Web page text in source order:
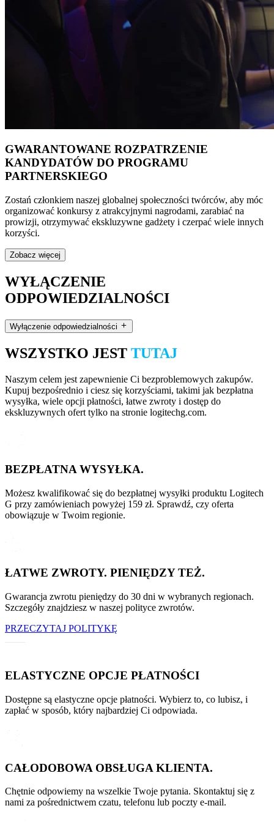
GWARANTOWANE ROZPATRZENIE
KANDYDATÓW DO PROGRAMU
PARTNERSKIEGO
Zostań członkiem naszej globalnej społeczności twórców, aby móc
organizować konkursy z atrakcyjnymi nagrodami, zarabiać na
prowizji, otrzymywać ekskluzywne gadżety i czerpać wiele innych
korzyści.
Zobacz więcej
WYŁĄCZENIE
ODPOWIEDZIALNOŚCI
Wyłączenie odpowiedzialności
WSZYSTKO JEST TUTAJ
Naszym celem jest zapewnienie Ci bezproblemowych zakupów.
Kupuj bezpośrednio i ciesz się korzyściami, takimi jak bezpłatna
wysyłka, wiele opcji płatności, łatwe zwroty i dostęp do
ekskluzywnych ofert tylko na stronie logitechg.com.
BEZPŁATNA WYSYŁKA.
Możesz kwalifikować się do bezpłatnej wysyłki produktu Logitech
G przy zamówieniach powyżej 159 zł. Sprawdź, czy oferta
obowiązuje w Twoim regionie.
ŁATWE ZWROTY. PIENIĘDZY TEŻ.
Gwarancja zwrotu pieniędzy do 30 dni w wybranych regionach.
Szczegóły znajdziesz w naszej polityce zwrotów.
PRZECZYTAJ POLITYKĘ
ELASTYCZNE OPCJE PŁATNOŚCI
Dostępne są elastyczne opcje płatności. Wybierz to, co lubisz, i
zapłać w sposób, który najbardziej Ci odpowiada.
CAŁODOBOWA OBSŁUGA KLIENTA.
Chętnie odpowiemy na wszelkie Twoje pytania. Skontaktuj się z
nami za pośrednictwem czatu, telefonu lub poczty e-mail.